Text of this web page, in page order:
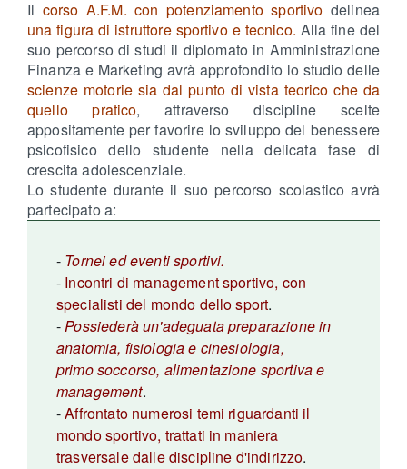
Il corso A.F.M. con potenziamento sportivo delinea
una figura di istruttore sportivo e tecnico. Alla fine del
suo percorso di studi il diplomato in Amministrazione
Finanza e Marketing avrà approfondito lo studio delle
scienze motorie sia dal punto di vista teorico che da
quello pratico, attraverso discipline scelte
appositamente per favorire lo sviluppo del benessere
psicofisico dello studente nella delicata fase di
crescita adolescenziale.
Lo studente durante il suo percorso scolastico avrà
partecipato a:
- Tornei ed eventi sportivi.
- Incontri di management sportivo, con
specialisti del mondo dello sport.
-Possiederà un'adeguata preparazione in
anatomia, fisiologia e cinesiologia,
primo soccorso, alimentazione sportiva e
management.
-Affrontato numerosi temi riguardanti il
mondo sportivo, trattati in maniera
trasversale dalle discipline d'indirizzo.